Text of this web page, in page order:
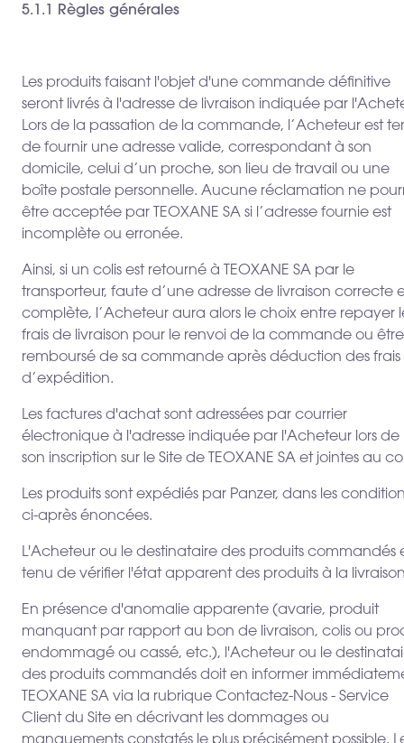
5.1.1 Règles générales
Les produits faisant l'objet d'une commande définitive
seront livrés à l'adresse de livraison indiquée par
Lors de la passation de la commande, l’Acheteur est
de fournir une adresse valide, correspondant à son
domicile, celui d’un proche, son lieu de travail ou une
boîte postale personnelle. Aucune réclamation ne
être acceptée par TEOXANE SA si l’adresse fournie est
incomplète ou erronée.
Ainsi, si un colis est retourné à TEOXANE SA par le
transporteur, faute d’une adresse de livraison correcte
complète, l’Acheteur aura alors le choix entre repayer
frais de livraison pour le renvoi de la commande ou être
remboursé de sa commande après déduction des frais
d’expédition.
Les factures d'achat sont adressées par courrier
électronique à l'adresse indiquée par l'Acheteur lors de
son inscription sur le Site de TEOXANE SA et jointes au
Les produits sont expédiés par Panzer, dans les
ci-après énoncées.
L'Acheteur ou le destinataire des produits commandés
tenu de vérifier l'état apparent des produits à la
En présence d'anomalie apparente (avarie, produit
manquant par rapport au bon de livraison, colis ou
endommagé ou cassé, etc.), l'Acheteur ou le
des produits commandés doit en informer
TEOXANE SA via la rubrique Contactez-Nous - Service
Client du Site en décrivant les dommages ou